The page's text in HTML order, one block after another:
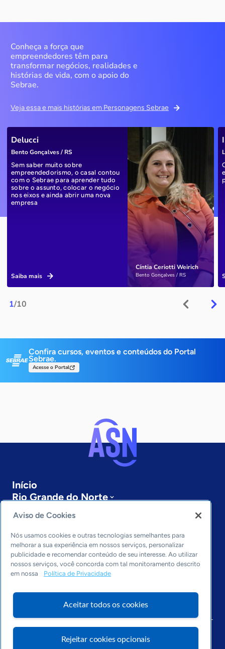
Conheça a força que
empreendedores têm para
transformar negócios, realidades e
histórias de vida, com o apoio do
Sebrae.
Veja essa e mais histórias em Personagens Sebrae
1/10
Cíntia Ceriotti Weirich
Bento Gonçalves / RS
Delucci
Bento Gonçalves / RS
Sem saber muito sobre
empreendedorismo, o casal contou
com o Sebrae para aprender tudo
sobre o assunto, colocar o negócio
nos eixos e ainda abrir uma nova
empresa
Saiba mais
Confira cursos, eventos e conteúdos do Portal
Sebrae.
Acesse o Portal
Início
Rio Grande do Norte
Sobre a ASN
Últimas notícias
Entre em contato
Editorias
Economia & Política
Inovação & Tecnologia
Cultura empreendedora
Arquivo
Aviso de Cookies
Nós usamos cookies e outras tecnologias semelhantes para
melhorar a sua experiência em nossos serviços, personalizar
publicidade e recomendar conteúdo de seu interesse. Ao utilizar
nossos serviços, você concorda com tal monitoramento descrito
em nossa
Política de Privacidade
Aceitar todos os cookies
Rejeitar cookies opcionais